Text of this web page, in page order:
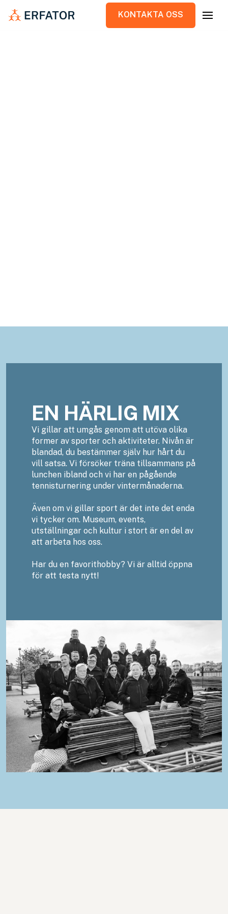
KONTAKTA OSS
KONTAKTA OSS
kontoret.
EN HÄRLIG MIX
Vi gillar att umgås genom att utöva olika
former av sporter och aktiviteter. Nivån är
blandad, du bestämmer själv hur hårt du
vill satsa. Vi försöker träna tillsammans på
lunchen ibland och vi har en pågående
tennisturnering under vintermånaderna.
Även om vi gillar sport är det inte det enda
vi tycker om. Museum, events,
utställningar och kultur i stort är en del av
att arbeta hos oss.
Har du en favorithobby? Vi är alltid öppna
för att testa nytt!